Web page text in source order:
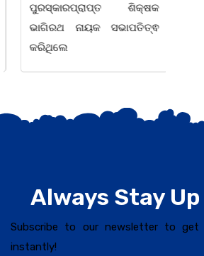
ପୁରସ୍କାରପ୍ରାପ୍ତ ଶିକ୍ଷକ
ଭାଗିରଥ ନାୟକ ସଭାପତିତ୍ଵ
କରିଥିଲେ
Always Stay Up
Subscribe to our newsletter to get
instantly!